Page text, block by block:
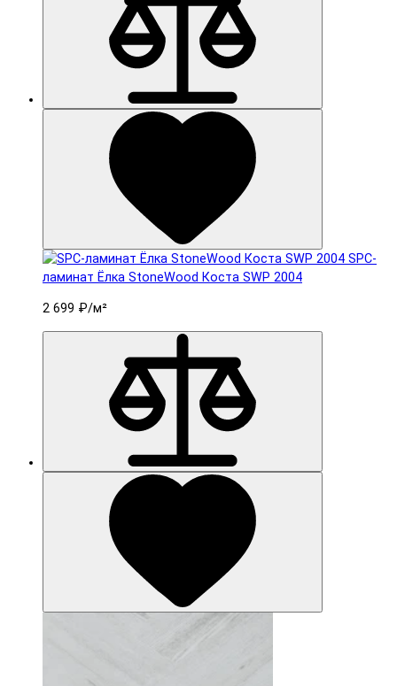
SPC-
ламинат Ëлка StoneWood Коста SWP 2004
2 699 ₽/м²